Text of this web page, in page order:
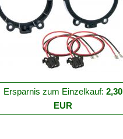
Ersparnis zum Einzelkauf: 2,30
EUR